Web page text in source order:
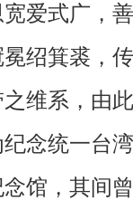
爱式广，
冕绍箕裘，
维系，由
统一台湾
馆，其间